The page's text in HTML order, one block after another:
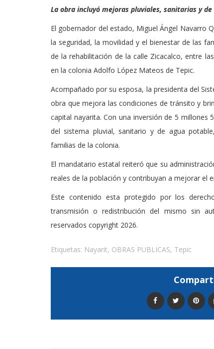
La obra incluyó mejoras pluviales, sanitarias y
El gobernador del estado, Miguel Ángel Navarro
la seguridad, la movilidad y el bienestar de las
de la rehabilitación de la calle Zicacalco, entre
en la colonia Adolfo López Mateos de Tepic.
Acompañado por su esposa, la presidenta del
obra que mejora las condiciones de tránsito y
capital nayarita. Con una inversión de 5
del sistema pluvial, sanitario y de agua
familias de la colonia.
El mandatario estatal reiteró que su
reales de la población y contribuyan a mejorar el
Este contenido esta protegido por los
transmisión o redistribución del mismo sin
reservados copyright 2026.
Etiquetas: Nayarit, OBRAS PUBLICAS, Tepic